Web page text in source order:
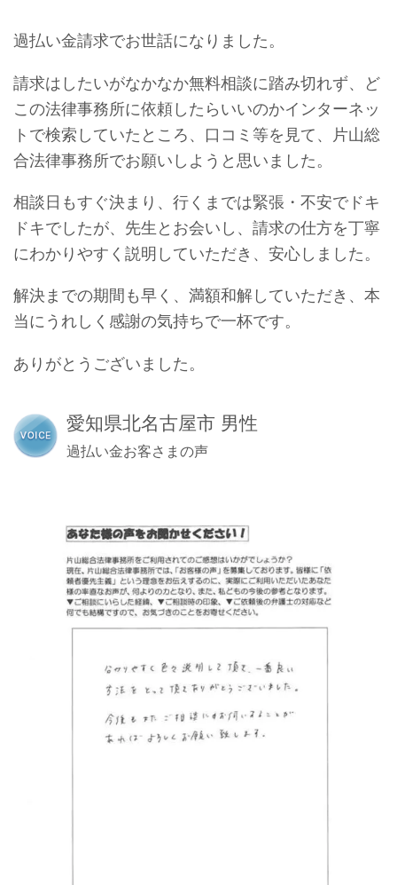
過払い金請求でお世話になりました。
請求はしたいがなかなか無料相談に踏み切れず、ど
この法律事務所に依頼したらいいのかインターネッ
トで検索していたところ、口コミ等を見て、片山総
合法律事務所でお願いしようと思いました。
相談日もすぐ決まり、行くまでは緊張・不安でドキ
ドキでしたが、先生とお会いし、請求の仕方を丁寧
にわかりやすく説明していただき、安心しました。
解決までの期間も早く、満額和解していただき、本
当にうれしく感謝の気持ちで一杯です。
ありがとうございました。
愛知県北名古屋市 男性
過払い金お客さまの声